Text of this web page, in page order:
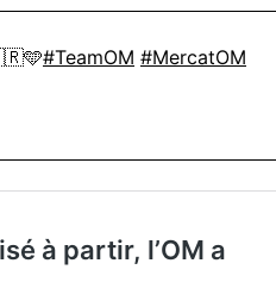
#TeamOM #MercatOM
à partir, l’OM a